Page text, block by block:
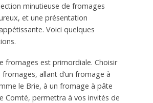
minutieuse de fromages
et une présentation
Voici quelques
fromages est primordiale. Choisir
allant d’un fromage à
le Brie, à un fromage à pâte
Comté, permettra à vos invités de